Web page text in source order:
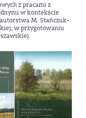
z pracami z
w kontekście
M. Stańczuk-
w przygotowaniu